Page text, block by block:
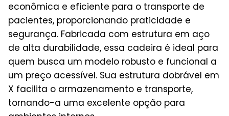
econômica e eficiente para o transporte de
pacientes, proporcionando praticidade e
segurança. Fabricada com estrutura em aço
de alta durabilidade, essa cadeira é ideal para
quem busca um modelo robusto e funcional a
um preço acessível. Sua estrutura dobrável em
X facilita o armazenamento e transporte,
tornando-a uma excelente opção para